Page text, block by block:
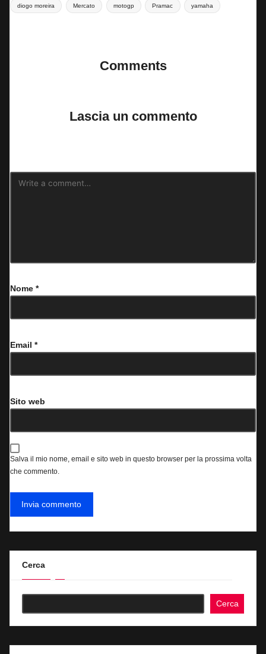
diogo moreira Mercato motogp Pramac yamaha
Comments
Lascia un commento
Nome *
Email *
Sito web
Salva il mio nome, email e sito web in questo browser per la prossima volta
che commento.
Cerca
Cerca